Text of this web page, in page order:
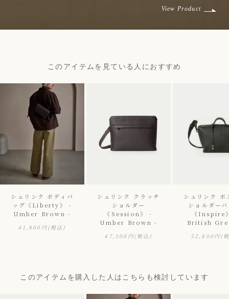
View Product
このアイテムを見ている人におすすめ
シュリンク ボディバ
ッグ《Liberty》 -
Umber Brown -
41,800円(税込)
シュリンク クラッチ
ショルダー
《Session》 -
Umber Brown -
47,300円(税込)
シュリンク ボ
ショルダー
《Inspire
British
52,800円(
このアイテムを購入した人はこちらも検討しています